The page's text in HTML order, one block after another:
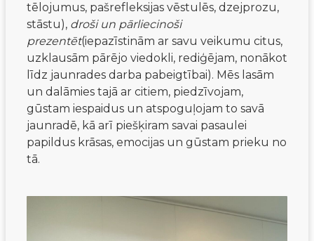
tēlojumus, pašrefleksijas vēstulēs, dzejprozu,
stāstu), droši un pārliecinoši
prezentēt(iepazīstinām ar savu veikumu citus,
uzklausām pārējo viedokli, rediģējam, nonākot
līdz jaunrades darba pabeigtībai). Mēs lasām
un dalāmies tajā ar citiem, piedzīvojam,
gūstam iespaidus un atspoguļojam to savā
jaunradē, kā arī piešķiram savai pasaulei
papildus krāsas, emocijas un gūstam prieku no
tā.